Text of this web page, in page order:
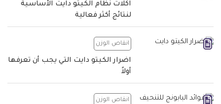
اكلات نظام الكيتو دايت الأساسية
لنتائج أكثر فعالية
انقاص الوزن
اضرار الكيتو دايت التي يجب أن تعرفها
أولاً
انقاص الوزن